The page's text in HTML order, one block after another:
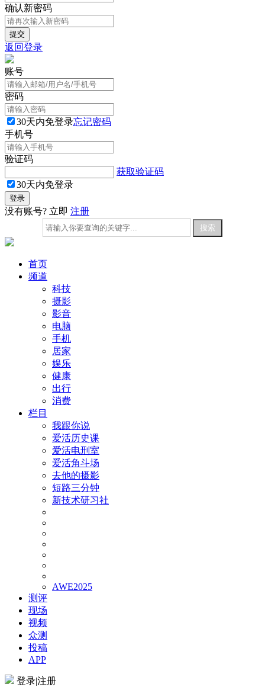
确认新密码
返回登录
账号
密码
30天内免登录忘记密码
手机号
验证码
获取验证码
30天内免登录
没有账号? 立即 注册
首页
频道
科技
摄影
影音
电脑
手机
居家
娱乐
健康
出行
消费
栏目
我跟你说
爱活历史课
爱活电刑室
爱活角斗场
去他的摄影
短路三分钟
新技术研习社
AWE2025
测评
现场
视频
众测
投稿
APP
登录|注册